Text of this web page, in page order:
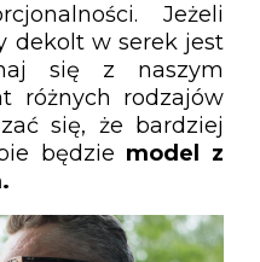
Jeżeli
dekolt w serek jest
się z naszym
różnych rodzajów
się, że bardziej
będzie model z